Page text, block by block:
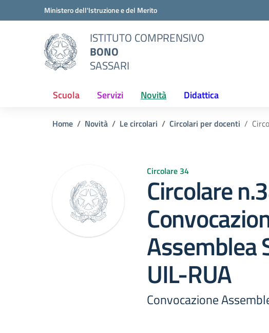
Vai ai contenuti
Vai al menu di navigazioneMinistero dell'Istruzione e del Merito
ISTITUTO COMPRENSIVO
BONO
SASSARI
Scuola Servizi Novità Didattica
Home Novità Le circolari Circolari per docenti
Circolare 34
Circolare
Assemblea
UIL-RUA
Convocazione